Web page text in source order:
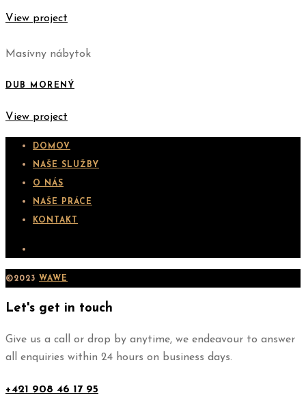
View project
Masívny nábytok
DUB MORENÝ
View project
DOMOV
NAŠE SLUŽBY
O NÁS
NAŠE PRÁCE
KONTAKT
©2023 WAWE
Let's get in touch
Give us a call or drop by anytime, we endeavour to answer
all enquiries within 24 hours on business days.
+421 908 46 17 95